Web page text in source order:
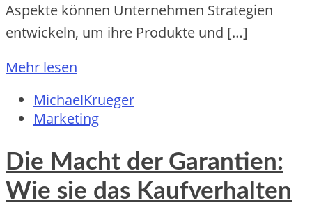
Aspekte können Unternehmen Strategien
entwickeln, um ihre Produkte und […]
Mehr lesen
MichaelKrueger
Marketing
Die Macht der Garantien:
Wie sie das Kaufverhalten